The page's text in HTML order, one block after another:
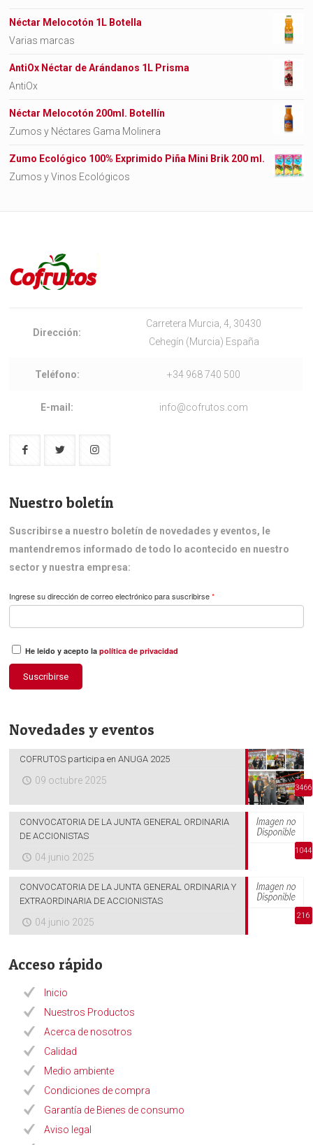
Néctar Melocotón 1L Botella
Varias marcas
AntiOx Néctar de Arándanos 1L Prisma
AntiOx
Néctar Melocotón 200ml. Botellín
Zumos y Néctares Gama Molinera
Zumo Ecológico 100% Exprimido Piña Mini Brik 200 ml.
Zumos y Vinos Ecológicos
Dirección:
Carretera Murcia, 4, 30430
Cehegín (Murcia) España
Teléfono: +34 968 740 500
E-mail: info@cofrutos.com
Nuestro boletín
Suscribirse a nuestro boletín de novedades y eventos, le
mantendremos informado de todo lo acontecido en nuestro
sector y nuestra empresa:
Ingrese su dirección de correo electrónico para suscribirse*
He leido y acepto lapolítica de privacidad
Suscribirse
Novedades y eventos
3466
COFRUTOS participa en ANUGA 2025
09 octubre 2025
1044
CONVOCATORIA DE LA JUNTA GENERAL ORDINARIA
DE ACCIONISTAS
04 junio 2025
216
CONVOCATORIA DE LA JUNTA GENERAL ORDINARIA Y
EXTRAORDINARIA DE ACCIONISTAS
04 junio 2025
Acceso rápido
Inicio
Nuestros Productos
Acerca de nosotros
Calidad
Medio ambiente
Condiciones de compra
Garantía de Bienes de consumo
Aviso legal